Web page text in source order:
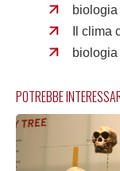
Il clima
biologia
POTREBBE